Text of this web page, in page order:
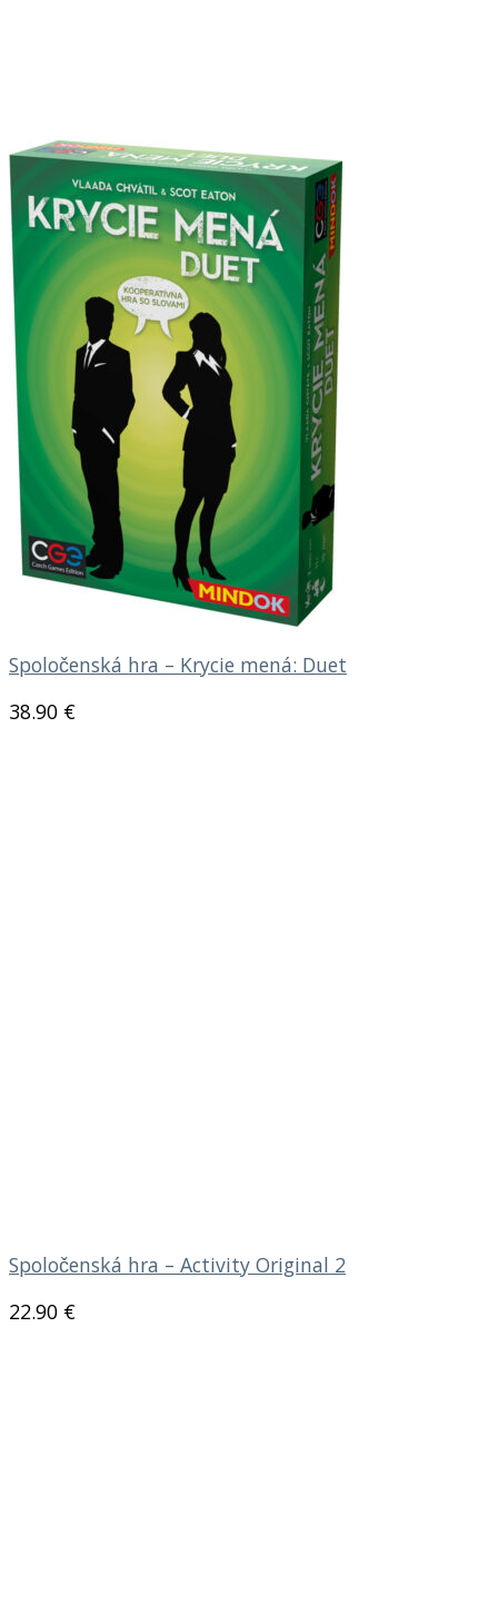
Spoločenská hra – Krycie mená: Duet
38.90 €
Spoločenská hra – Activity Original 2
22.90 €